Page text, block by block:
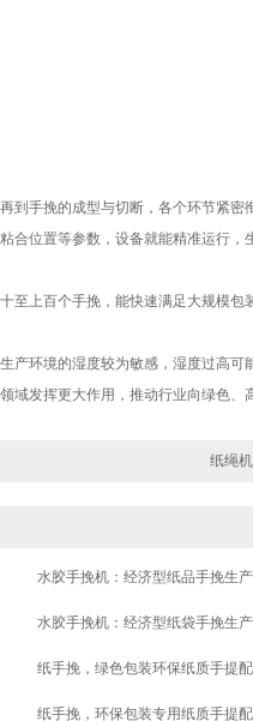
到手挽的成型与切断，各个环节紧密
合位置等参数，设备就能精准运行，
至上百个手挽，能快速满足大规模包
产环境的湿度较为敏感，湿度过高可
发挥更大作用，推动行业向绿色、
纸绳
水胶手挽机：经济型纸品手挽生
水胶手挽机：经济型纸袋手挽生
纸手挽，绿色包装环保纸质手提
纸手挽，环保包装专用纸质手提